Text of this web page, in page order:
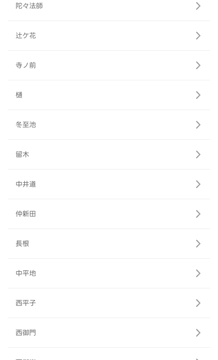
陀々法師
辻ケ花
寺ノ前
樋
冬至池
留木
中井道
仲新田
長根
中平地
西平子
西御門